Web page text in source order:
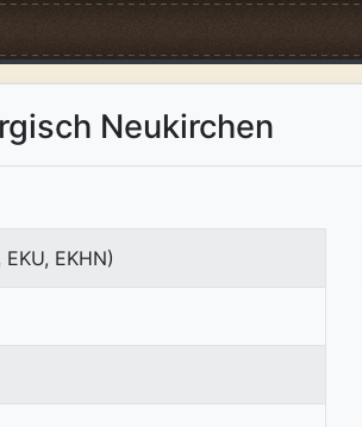
Neukirchen
EKHN)